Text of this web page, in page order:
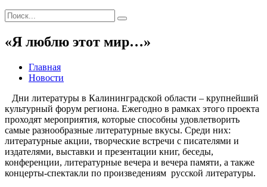
«Я люблю этот мир…»
Главная
Новости
Дни литературы в Калининградской области – крупнейший
культурный форум региона. Ежегодно в рамках этого проекта
проходят мероприятия, которые способны удовлетворить
самые разнообразные литературные вкусы. Среди них:
литературные акции, творческие встречи с писателями и
издателями, выставки и презентации книг, беседы,
конференции, литературные вечера и вечера памяти, а также
концерты-спектакли по произведениям русской литературы.